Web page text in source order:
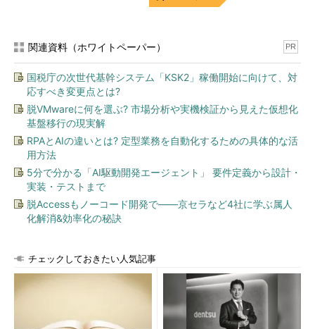
関連資料（ホワイトペーパー） PR
国税庁の次世代基幹システム「KSK2」稼働開始に向けて、対
応すべき変更点とは?
脱VMwareに何を選ぶ? 市場分析や実機検証から見えた仮想化
基盤移行の現実解
RPAとAIの違いとは? 定型業務を自動化するための具体的な活
用方法
5分で分かる「AI駆動開発エージェント」 要件定義から設計・
実装・テストまで
脱Accessもノーコード開発で――京セラなど4社に学ぶ属人
化解消&効率化の秘訣
チェックしておきたい人気記事